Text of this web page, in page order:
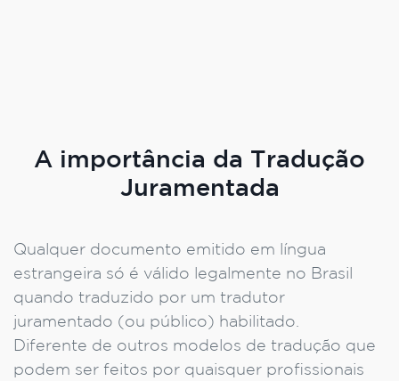
A importância da Tradução
Juramentada
Qualquer documento emitido em língua
estrangeira só é válido legalmente no Brasil
quando traduzido por um tradutor
juramentado (ou público) habilitado.
Diferente de outros modelos de tradução que
podem ser feitos por quaisquer profissionais